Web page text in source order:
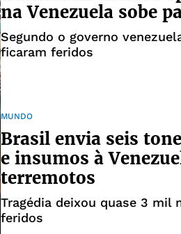
na Venezuela sobe
Segundo o governo
ficaram feridos
MUNDO
Brasil envia seis
e insumos à
terremotos
Tragédia deixou quase 3 mil
feridos